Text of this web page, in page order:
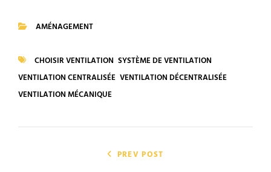
AMÉNAGEMENT
TAGS
CHOISIR VENTILATION SYSTÈME DE VENTILATION
VENTILATION CENTRALISÉE VENTILATION DÉCENTRALISÉE
VENTILATION MÉCANIQUE
PREV POST